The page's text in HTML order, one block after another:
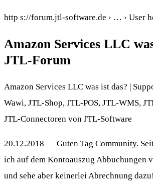
http s://forum.jtl-software.de › … › User
Amazon Services LLC
JTL-Forum
Amazon Services LLC was ist das? |
Wawi, JTL-Shop, JTL-POS, JTL-WMS,
JTL-Connectoren von JTL-Software
20.12.2018 — Guten Tag Community.
ich auf dem Kontoauszug Abbuchungen
und sehe aber keinerlei Abrechnung dazu!